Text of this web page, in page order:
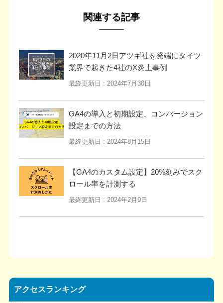
関連する記事
2020年11月2日アツギ社を発端にタイツ
業界で起きた4社のX炎上事例
最終更新日 : 2024年7月30日
GA4の導入と初期設定、コンバージョン
設定までの方法
最終更新日 : 2024年8月15日
【GA4のカスタム設定】20%刻みでスク
ロール率を計測する
最終更新日 : 2024年2月9日
アクセスランキング